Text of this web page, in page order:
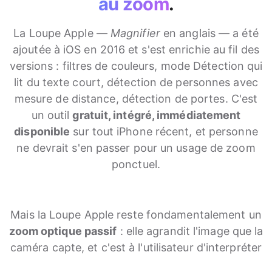
La Loupe Apple — Magnifieren anglais — a été
ajoutée à iOS en 2016 et s'est enrichie au fil des
versions : filtres de couleurs, mode Détection qui
lit du texte court, détection de personnes avec
mesure de distance, détection de portes. C'est
un outilgratuit, intégré, immédiatement
disponible sur tout iPhone récent, et personne
ne devrait s'en passer pour un usage de zoom
ponctuel.
Mais la Loupe Apple reste fondamentalement un
zoom optique passif : elle agrandit l'image que la
caméra capte, et c'est à l'utilisateur d'interpréter